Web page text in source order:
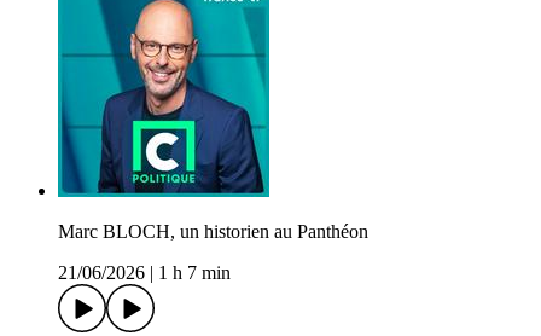
Marc BLOCH, un historien au Panthéon
21/06/2026
1 h 7 min